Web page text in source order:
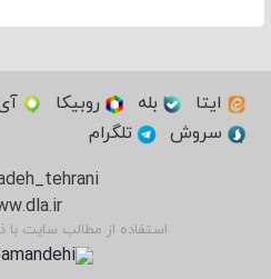
ایتا بله روبیکا
سروش
تلگرام
استفاده از مطالب سایت با